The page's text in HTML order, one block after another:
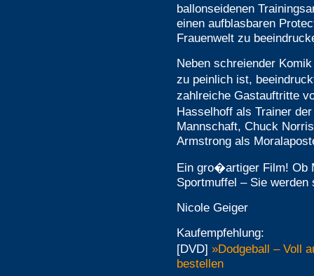
ballonseidenen
einen aufblasbaren
Frauenwelt zu
Neben schreiender
zu peinlich ist,
zahlreiche Gastauftritte
Hasselhoff als Trainer
Mannschaft, Chuck
Armstrong als
Ein gro�artiger Film! Ob
Sportmuffel – Sie
Nicole Geiger
Kaufempfehlung:
[DVD] »Dodgeball – Voll
bestellen